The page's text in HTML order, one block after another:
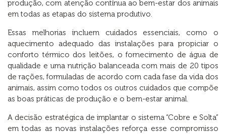
produção, com atenção contínua ao bem-estar dos animais
em todas as etapas do sistema produtivo.
Essas melhorias incluem cuidados essenciais, como o
aquecimento adequado das instalações para propiciar o
conforto térmico dos leitões, o fornecimento de água de
qualidade e uma nutrição balanceada com mais de 20 tipos
de rações, formuladas de acordo com cada fase da vida dos
animais, assim como todos os outros cuidados que compõe
as boas práticas de produção e o bem-estar animal.
A decisão estratégica de implantar o sistema “Cobre e Solta”
em todas as novas instalações reforça esse compromisso